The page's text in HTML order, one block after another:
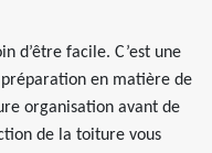
d’être facile. C’est une
en matière de
organisation avant de
de la toiture vous